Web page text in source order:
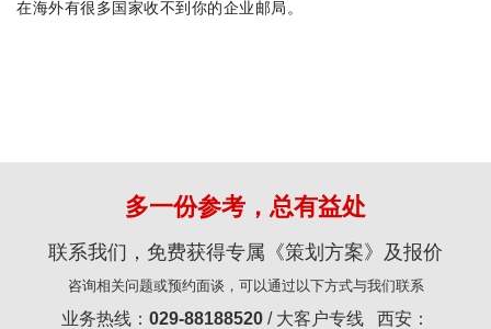
在海外有很多国家收不到你的企业邮局。
多一份参考，总有益处
联系我们，免费获得专属《策划方案》及报价
咨询相关问题或预约面谈，可以通过以下方式与我们联系
业务热线： 029-88188520 / 大客户专线 西安：